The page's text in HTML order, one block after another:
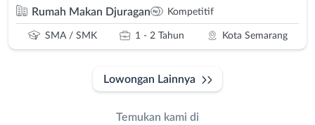
Rumah Makan Djuragan Kompetitif
SMA / SMK 1 - 2 Tahun Kota Semarang
Lowongan Lainnya
Temukan kami di